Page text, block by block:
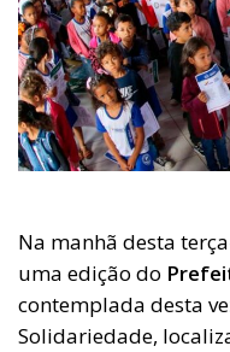
Na manhã desta
uma edição do
contemplada desta
Solidariedade,